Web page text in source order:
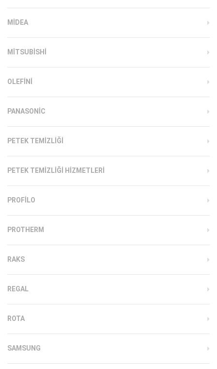
MIDEA
MITSUBISHI
OLEFINI
PANASONIC
PETEK TEMIZLIĞI
PETEK TEMIZLIĞI HIZMETLERI
PROFILO
PROTHERM
RAKS
REGAL
ROTA
SAMSUNG